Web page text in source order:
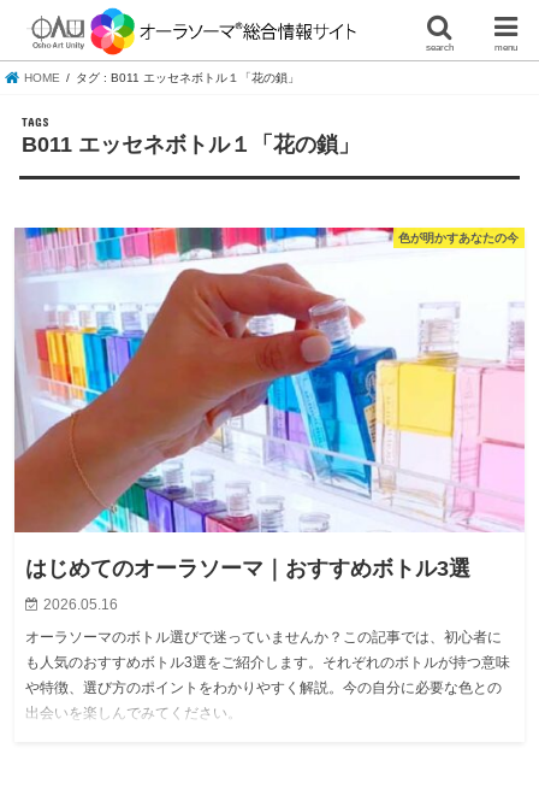
search menu
HOME タグ : B011 エッセネボトル１「花の鎖」
B011 エッセネボトル１「花の鎖」
色が明かすあなたの今
はじめてのオーラソーマ｜おすすめボトル3選
2026.05.16
オーラソーマのボトル選びで迷っていませんか？この記事では、初心者に
も人気のおすすめボトル3選をご紹介します。それぞれのボトルが持つ意味
や特徴、選び方のポイントをわかりやすく解説。今の自分に必要な色との
出会いを楽しんでみてください。